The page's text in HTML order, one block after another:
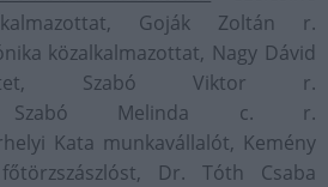
Goják Zoltán r.
közalkalmazottat, Nagy Dávid
Szabó Viktor r.
Szabó Melinda c. r.
Kata munkavállalót, Kemény
Dr. Tóth Csaba